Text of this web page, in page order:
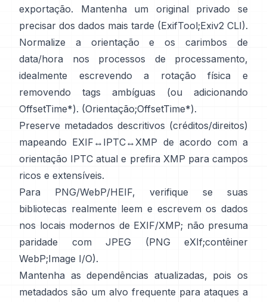
exportação. Mantenha um original privado se
precisar dos dados mais tarde (ExifTool;Exiv2 CLI).
Normalize a orientação e os carimbos de
data/hora nos processos de processamento,
idealmente escrevendo a rotação física e
removendo tags ambíguas (ou adicionando
OffsetTime*). (Orientação;OffsetTime*).
Preserve metadados descritivos (créditos/direitos)
mapeando EXIF↔IPTC↔XMP de acordo com a
orientação IPTC atual e prefira XMP para campos
ricos e extensíveis.
Para PNG/WebP/HEIF, verifique se suas
bibliotecas realmente leem e escrevem os dados
nos locais modernos de EXIF/XMP; não presuma
paridade com JPEG (PNG eXIf;contêiner
WebP;Image I/O).
Mantenha as dependências atualizadas, pois os
metadados são um alvo frequente para ataques a